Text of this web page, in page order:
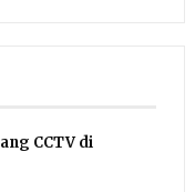
CCTV di